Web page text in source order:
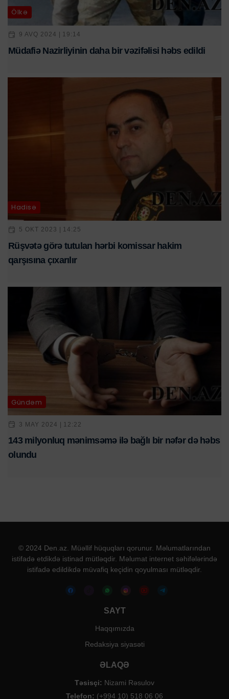
Ölkə
9 AVQ 2024 | 19:14
Müdafiə Nazirliyinin daha bir vəzifəlisi həbs edildi
Hadisə
5 OKT 2023 | 14:25
Rüşvətə görə tutulan hərbi komissar hakim
qarşısına çıxarılır
Gündəm
3 MAY 2024 | 12:22
143 milyonluq mənimsəmə ilə bağlı bir nəfər də həbs
olundu
© 2024 Den.az. Müəllif hüquqları qorunur. Məlumatlarından
istifadə etdikdə istinad mütləqdir. Məlumat internet səhifələrində
istifadə edildikdə müvafiq keçidin qoyulması mütləqdir.
SAYT
Haqqımızda
Redaksiya siyasəti
ƏLAQƏ
Təsisçi: Nizami Rəsulov
Telefon: (+994 10) 518 06 06